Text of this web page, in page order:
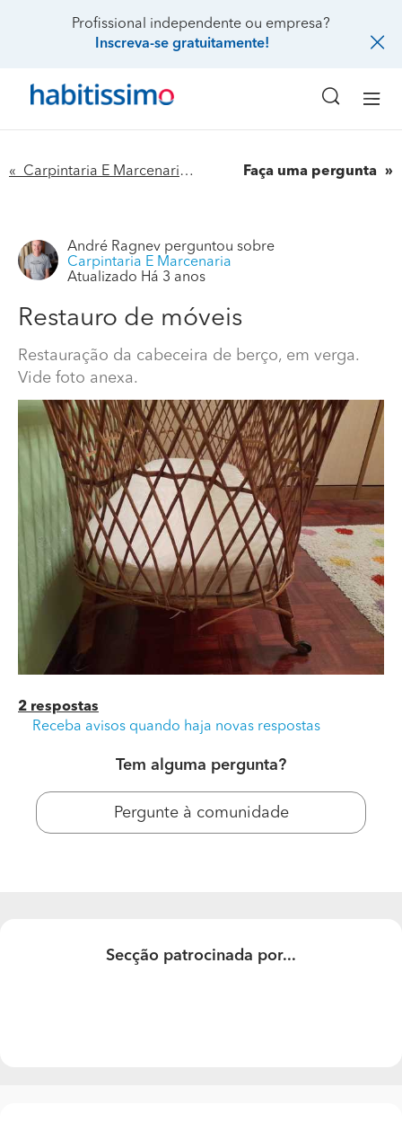
Profissional independente ou empresa?
Inscreva-se gratuitamente!
« Carpintaria E Marcenaria Faça uma pergunta
Restauração da cabeceira de berço, em verga. Vide
foto anexa.
André Ragnev perguntou sobre
Carpintaria E Marcenaria
Atualizado Há 3 anos
Restauro de móveis
Restauração da cabeceira de berço, em verga.
Vide foto anexa.
2 respostas
Receba avisos quando haja novas respostas
Tem alguma pergunta?
Pergunte à comunidade
Secção patrocinada por...